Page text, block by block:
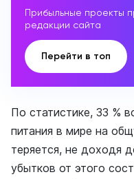
Прибыльные проекты
редакции сайта
Перейти в топ
По статистике, 33 %
питания в мире на
теряется, не доходя
убытков от этого